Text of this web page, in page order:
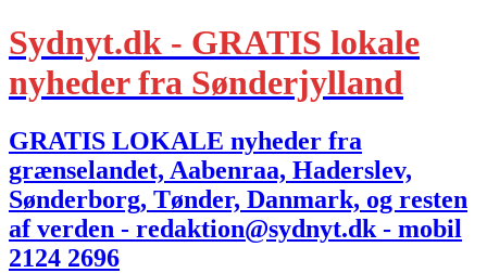
Sydnyt.dk - GRATIS lokale
nyheder fra Sønderjylland
GRATIS LOKALE nyheder fra
grænselandet, Aabenraa, Haderslev,
Sønderborg, Tønder, Danmark, og resten
af verden - redaktion@sydnyt.dk - mobil
2124 2696